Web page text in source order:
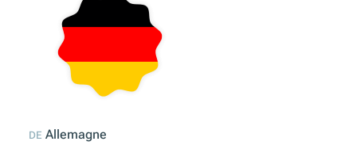
EUEurope